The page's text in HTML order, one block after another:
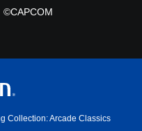
Collection: Arcade Classics